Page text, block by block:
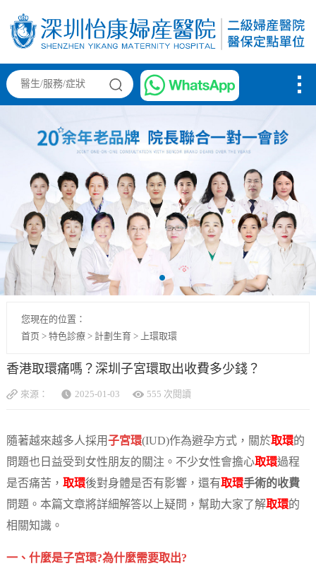
您現在的位置：
首页 > 特色診療> 計劃生育> 上環取環
香港取環痛嗎？深圳子宮環取出收費多少錢？
來源： 2025-01-03 555 次閱讀
隨著越來越多人採用子宮環(IUD)作為避孕方式，關於取環的
問題也日益受到女性朋友的關注。不少女性會擔心取環過程
是否痛苦， 取環後對身體是否有影響，還有取環手術的收費
問題。本篇文章將詳細解答以上疑問，幫助大家了解取環的
相關知識。
一、什麼是子宮環?為什麼需要取出?